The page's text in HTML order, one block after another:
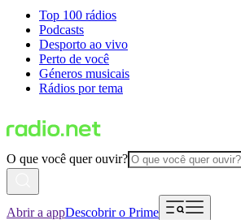
Top 100 rádios
Podcasts
Desporto ao vivo
Perto de você
Géneros musicais
Rádios por tema
O que você quer ouvir?
Abrir a appDescobrir o Prime